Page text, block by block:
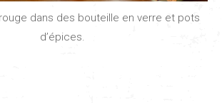
dans des bouteille en verre et pots
d’épices.